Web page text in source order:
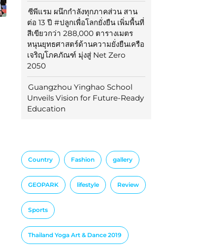
ซีพีแรม ผนึกกำลังทุกภาคส่วน สาน
ต่อ 13 ปี #ปลูกเพื่อโลกยั่งยืน เพิ่มพื้นที่
สีเขียวกว่า 288,000 ตารางเมตร
หนุนยุทธศาสตร์ด้านความยั่งยืนเครือ
เจริญโภคภัณฑ์ มุ่งสู่ Net Zero
2050
Guangzhou Yinghao School
Unveils Vision for Future-Ready
Education
Country Fashion gallery
GEOPARK lifestyle Review
Sports
Thailand Yoga Art & Dance 2019